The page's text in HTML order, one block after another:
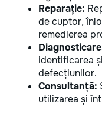
Reparație:
de cuptor,
remedierea
identificarea
defecțiunilor.
Consultanță:
utilizarea și